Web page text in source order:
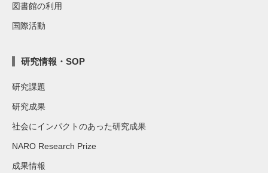
図書館の利用
国際活動
研究情報・SOP
研究課題
研究成果
社会にインパクトのあった研究成果
NARO Research Prize
成果情報